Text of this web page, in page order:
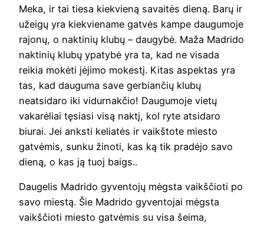
Meka, ir tai tiesa kiekvieną savaitės dieną. Barų ir
užeigų yra kiekviename gatvės kampe daugumoje
rajonų, o naktinių klubų – daugybė. Maža Madrido
naktinių klubų ypatybė yra ta, kad ne visada
reikia mokėti įėjimo mokestį. Kitas aspektas yra
tas, kad dauguma save gerbiančių klubų
neatsidaro iki vidurnakčio! Daugumoje vietų
vakarėliai tęsiasi visą naktį, kol ryte atsidaro
biurai. Jei anksti keliatės ir vaikštote miesto
gatvėmis, sunku žinoti, kas ką tik pradėjo savo
dieną, o kas ją tuoj baigs..
Daugelis Madrido gyventojų mėgsta vaikščioti po
savo miestą. Šie Madrido gyventojai mėgsta
vaikščioti miesto gatvėmis su visa šeima,